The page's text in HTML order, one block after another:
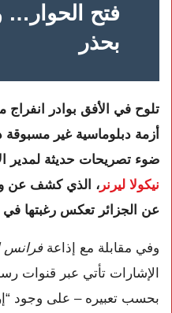
فتح
بحذر
تلوح في الأفق بوادر انفراج
أزمة دبلوماسية غير
ضوء تصريحات حديثة لمدير
نيكولا ليرنر ، الذي كشف عن
عن الجزائر تعكس رغبتها
وفي مقابلة مع إذاعةفرانس
الإشارات تأتي عبر قنوات
بحسب تعبيره – على وجود